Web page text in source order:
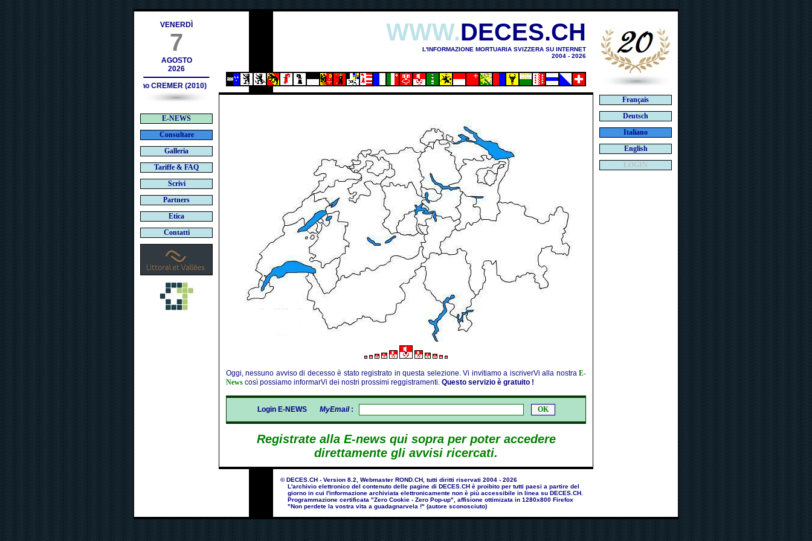
VENERDÌ
7
AGOSTO
2026
Bruno CREMER (2010)
E-NEWS
Consultare
Galleria
Tariffe & FAQ
Scrivi
Partners
Etica
Contatti
WWW.DECES.CH
L'INFORMAZIONE MORTUARIA SVIZZERA SU INTERNET
2004 - 2026
Oggi, nessuno avviso di decesso è stato registrato in questa selezione. Vi invitiamo a iscriverVi alla nostra E-
News così possiamo informarVi dei nostri prossimi reggistramenti. Questo servizio è gratuito !
Login E-NEWS MyEmail:
Registrate alla E-news qui sopra per poter accedere
direttamente gli avvisi ricercati.
© DECES.CH - Version 8.2, Webmaster ROND.CH, tutti diritti riservati 2004 - 2026
L'archivio elettronico del contenuto delle pagine di DECES.CH è proibito per tutti paesi a partire del
giorno in cui l'informazione archiviata elettronicamente non è più accessibile in linea su DECES.CH.
Programmazione certificata "Zero Cookie - Zero Pop-up", affisione ottimizata in 1280x800 Firefox
"Non perdete la vostra vita a guadagnarvela !" (autore sconosciuto)
Français
Deutsch
Italiano
English
LOGIN